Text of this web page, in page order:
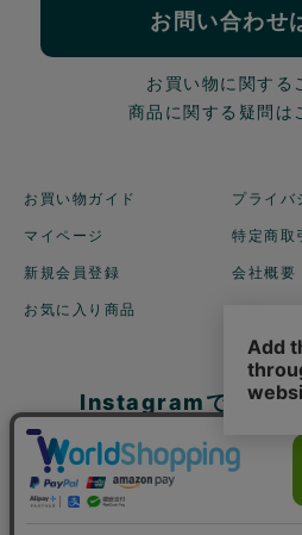
お問い合わせ
お買い物に関する
商品に関する疑問は
お買い物ガイド
マイページ
新規会員登録
お気に入り商品
プライバ
特定商取
会社概要
Instagramでも商品
ご紹介しています！